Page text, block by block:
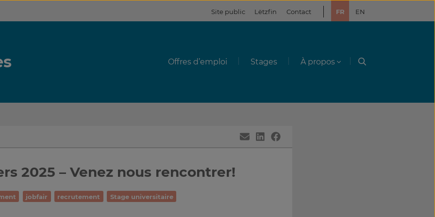
Site public Lëtzfin Contact FR EN
Offres d’emploi Stages À propos
2025 – Venez nous rencontrer!
jobfair recrutement Stage universitaire